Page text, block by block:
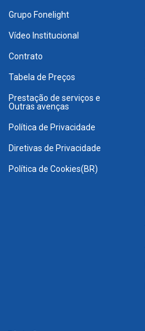
Grupo Fonelight
Vídeo Institucional
Contrato
Tabela de Preços
Prestação de serviços e
Outras avenças
Política de Privacidade
Diretivas de Privacidade
Política de Cookies(BR)